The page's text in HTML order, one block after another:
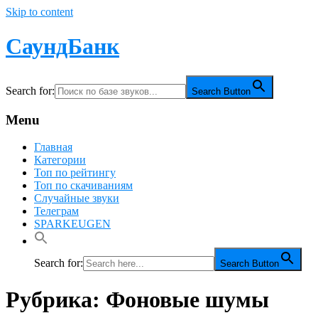
Skip to content
СаундБанк
Search for: Search Button
Menu
Главная
Категории
Топ по рейтингу
Топ по скачиваниям
Случайные звуки
Телеграм
SPARKEUGEN
Search for: Search Button
Рубрика: Фоновые шумы